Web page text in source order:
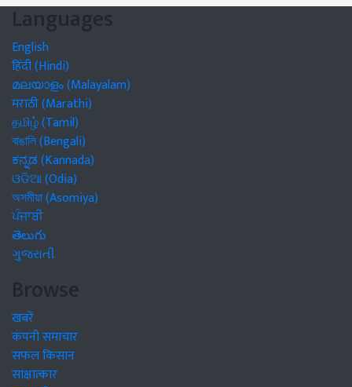
Languages
English
हिंदी (Hindi)
മലയാളം (Malayalam)
मराठी (Marathi)
தமிழ் (Tamil)
বাঙালি (Bengali)
ಕನ್ನಡ (Kannada)
ଓଡିଆ (Odia)
অসমীয়া (Asomiya)
ਪੰਜਾਬੀ
తెలుగు
ગુજરાતી
Browse
खबरें
कंपनी समाचार
सफल किसान
साक्षात्कार